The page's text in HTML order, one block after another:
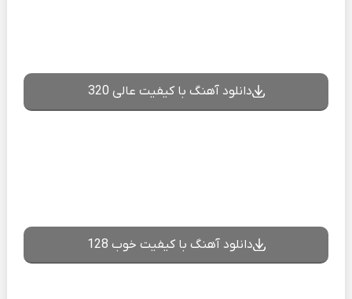
دانلود آهنگ با کیفیت عالی 320
دانلود آهنگ با کیفیت خوب 128